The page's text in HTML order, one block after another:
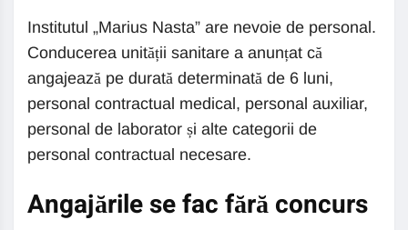
Institutul „Marius Nasta” are nevoie de personal.
Conducerea unității sanitare a anunțat că
angajează pe durată determinată de 6 luni,
personal contractual medical, personal auxiliar,
personal de laborator și alte categorii de
personal contractual necesare.
Angajările se fac fără concurs